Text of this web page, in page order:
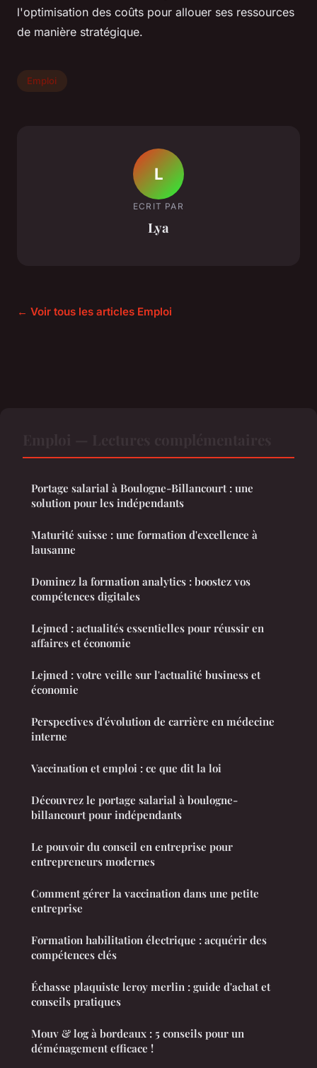
l'optimisation des coûts pour allouer ses ressources
de manière stratégique.
Emploi
L
ECRIT PAR
Lya
← Voir tous les articles Emploi
Portage salarial à Boulogne-Billancourt : une
solution pour les indépendants
Maturité suisse : une formation d'excellence à
lausanne
Dominez la formation analytics : boostez vos
compétences digitales
Lejmed : actualités essentielles pour réussir en
affaires et économie
Lejmed : votre veille sur l'actualité business et
économie
Perspectives d'évolution de carrière en médecine
interne
Vaccination et emploi : ce que dit la loi
Découvrez le portage salarial à boulogne-
billancourt pour indépendants
Le pouvoir du conseil en entreprise pour
entrepreneurs modernes
Comment gérer la vaccination dans une petite
entreprise
Formation habilitation électrique : acquérir des
compétences clés
Échasse plaquiste leroy merlin : guide d'achat et
conseils pratiques
Mouv & log à bordeaux : 5 conseils pour un
déménagement efficace !